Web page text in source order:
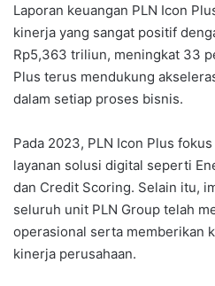
Laporan keuangan PLN Icon
kinerja yang sangat positif
Rp5,363 triliun, meningkat 33
Plus terus mendukung
dalam setiap proses bisnis.
Pada 2023, PLN Icon Plus
layanan solusi digital seperti
dan Credit Scoring. Selain itu,
seluruh unit PLN Group telah
operasional serta memberikan
kinerja perusahaan.